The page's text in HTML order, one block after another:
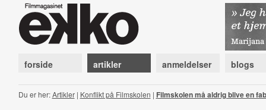
forside artikler anmeldelser blogs
Du er her:Artikler| Konflikt på Filmskolen | Filmskolen må aldrig blive en